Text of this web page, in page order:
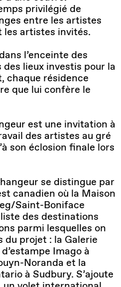
privilégié de
entre les artistes
les artistes invités.
l’enceinte des
lieux investis pour la
chaque résidence
que lui confère le
est une invitation à
des artistes au gré
son éclosion finale lors
se distingue par
canadien où la Maison
Saint-Boniface
des destinations
parmi lesquelles on
projet : la Galerie
Imago à
Noranda et la
à Sudbury. S’ajoute